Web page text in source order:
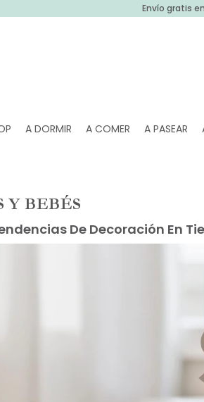
Envío gratis
A DORMIR A COMER A PASEAR
Y BEBÉS
De Decoración En